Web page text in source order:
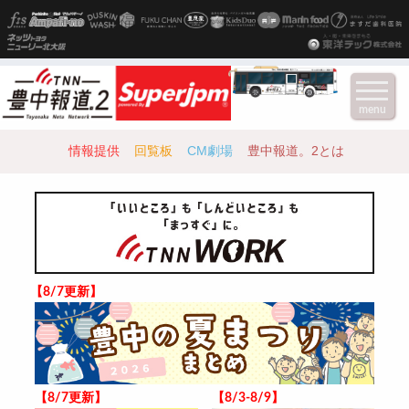
情報提供 回覧板 CM劇場 豊中報道。2とは
【8/7更新】
【8/7更新】 【8/3-8/9】
menu